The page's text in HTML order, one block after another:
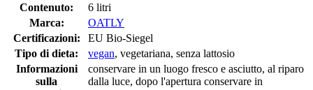
Contenuto:
6 litri
Marca:
OATLY
Certificazioni:
EU Bio-Siegel
Tipo di dieta:
vegan, vegetariana, senza lattosio
Informazioni
sulla
conservare in un luogo fresco e asciutto, al riparo
dalla luce, dopo l'apertura conservare in